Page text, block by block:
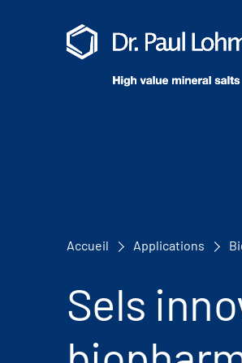
Accueil Applications
Sels